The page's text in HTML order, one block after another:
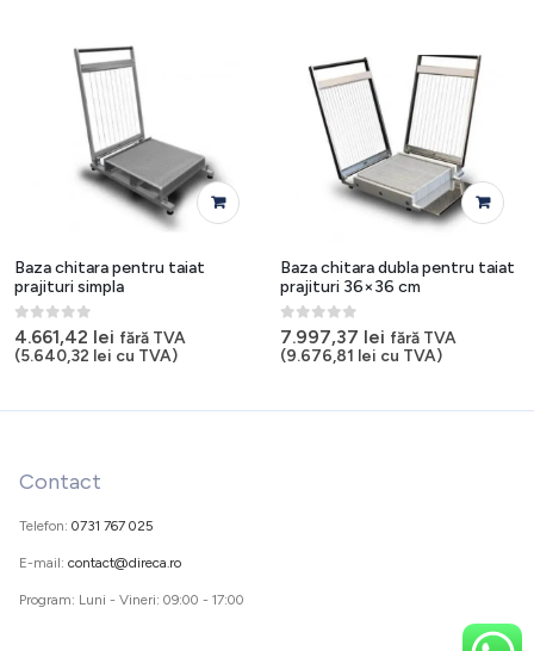
Baza chitara pentru taiat
prajituri simpla
0out of 5
4.661,42 lei fără TVA
(5.640,32 lei cu TVA)
Baza chitara dubla pentru taiat
prajituri 36×36 cm
0out of 5
7.997,37 lei fără TVA
(9.676,81 lei cu TVA)
Contact
Telefon: 0731 767 025
E-mail: contact@direca.ro
Program: Luni - Vineri: 09:00 - 17:00